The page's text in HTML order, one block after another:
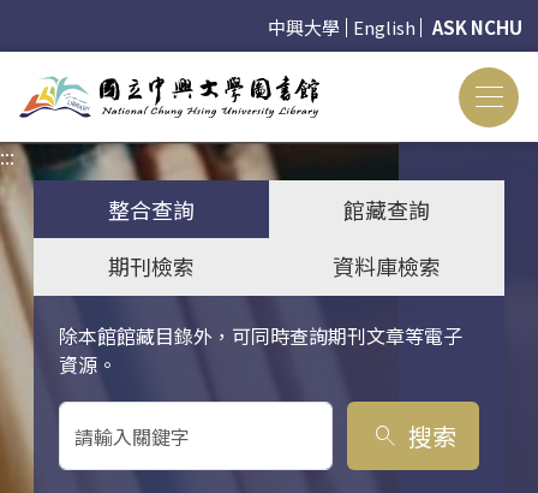
中興大學 English ASK NCHU
:::
整合查詢
館藏查詢
期刊檢索
資料庫檢索
除本館館藏目錄外，可同時查詢期刊文章等電子
資源。
關鍵字搜尋
search 搜索